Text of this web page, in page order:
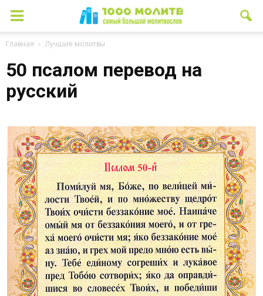
Главная Лучшие молитвы
50 псалом перевод на
русский